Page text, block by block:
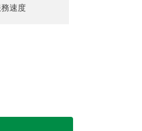
務速度